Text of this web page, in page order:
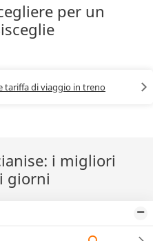
per un
tariffa di viaggio in treno
i migliori
giorni